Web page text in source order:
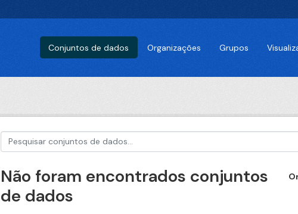
Conjuntos de dados Organizações Grupos
Não foram encontrados conjuntos
de dados